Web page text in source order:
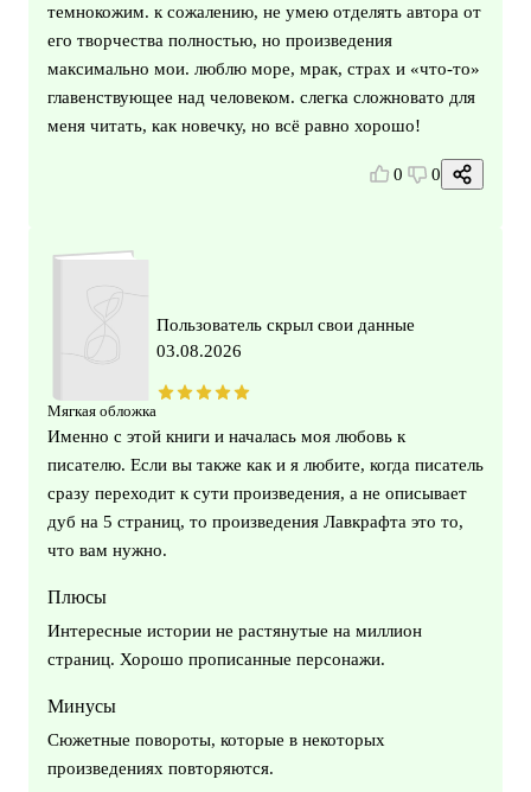
темнокожим. к сожалению, не умею отделять автора от
его творчества полностью, но произведения
максимально мои. люблю море, мрак, страх и «что-то»
главенствующее над человеком. слегка сложновато для
меня читать, как новечку, но всё равно хорошо!
0 0
Мягкая обложка
Пользователь скрыл свои данные
03.08.2026
Именно с этой книги и началась моя любовь к
писателю. Если вы также как и я любите, когда писатель
сразу переходит к сути произведения, а не описывает
дуб на 5 страниц, то произведения Лавкрафта это то,
что вам нужно.
Плюсы
Интересные истории не растянутые на миллион
страниц. Хорошо прописанные персонажи.
Минусы
Сюжетные повороты, которые в некоторых
произведениях повторяются.